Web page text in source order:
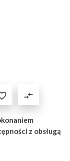
compare_arrows
z obsługą